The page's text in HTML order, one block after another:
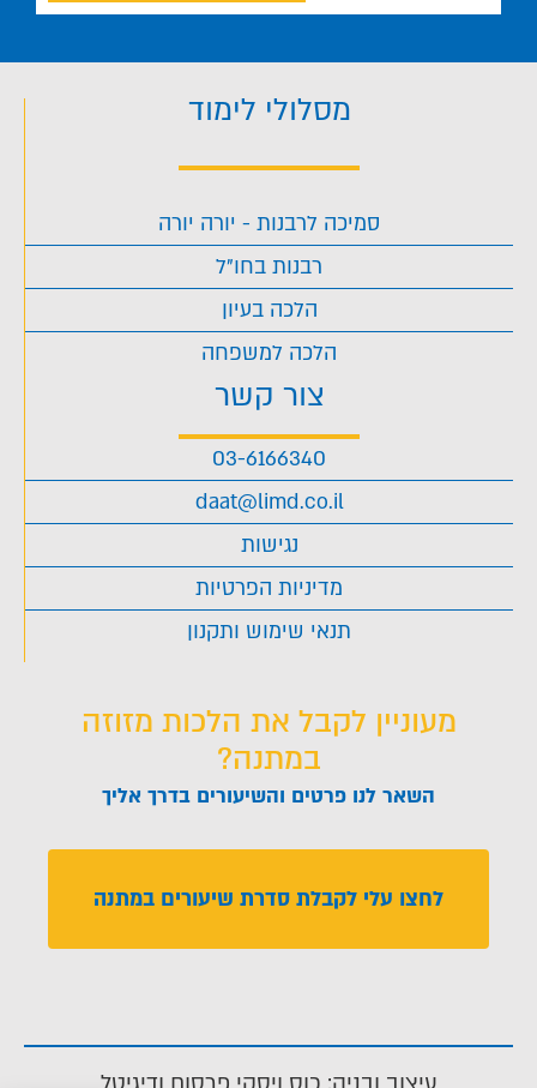
מסלולי לימוד
סמיכה לרבנות - יורה יורה
רבנות בחו"ל
הלכה בעיון
הלכה למשפחה
צור קשר
03-6166340
daat@limd.co.il
נגישות
מדיניות הפרטיות
תנאי שימוש ותקנון
מעוניין לקבל את הלכות מזוזה
במתנה?
השאר לנו פרטים והשיעורים בדרך אליך
לחצו עלי לקבלת סדרת שיעורים במתנה